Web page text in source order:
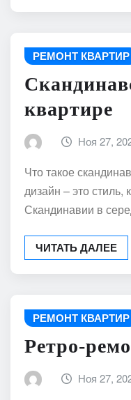
РЕМОНТ КВАРТИР
квартире
Ноя 27,
Что такое
дизайн – это стиль,
Скандинавии в
ЧИТАТЬ ДАЛЕЕ
РЕМОНТ КВАРТИР
Ретро-
Ноя 27,